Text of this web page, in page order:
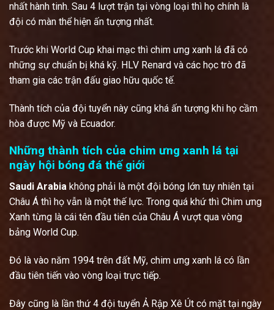
nhất hành tinh. Sau 4 lượt trận tại vòng loại thì họ chính là
đội có màn thể hiện ấn tượng nhất.
Trước khi World Cup khai mạc thì chim ưng xanh lá đã có
những sự chuẩn bị khá kỹ. HLV Renard và các học trò đã
tham gia các trận đấu giao hữu quốc tế.
Thành tích của đội tuyển này cũng khá ấn tượng khi họ cầm
hòa được Mỹ và Ecuador.
Những thành tích của chim ưng xanh lá tại
ngày hội bóng đá thế giới
Saudi Arabia không phải là một đội bóng lớn tuy nhiên tại
Châu Á thì họ vẫn là một thế lực. Trong quá khứ thì Chim ưng
Xanh từng là cái tên đầu tiên của Châu Á vượt qua vòng
bảng World Cup.
Đó là vào năm 1994 trên đất Mỹ, chim ưng xanh lá có lần
đầu tiên tiến vào vòng loại trực tiếp.
Đây cũng là lần thứ 4 đội tuyển Ả Rập Xê Út có mặt tại ngày